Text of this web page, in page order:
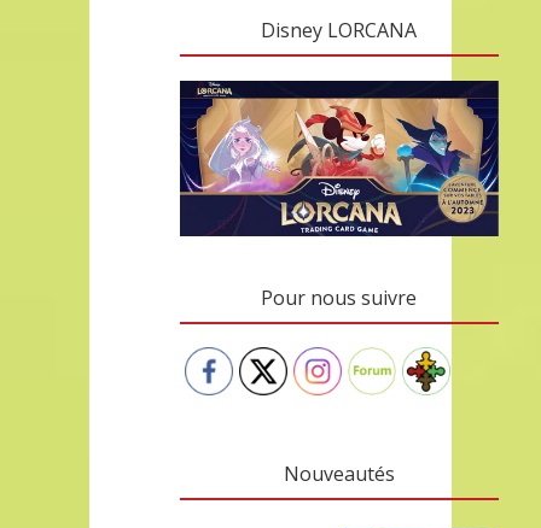
Disney LORCANA
Pour nous suivre
Nouveautés